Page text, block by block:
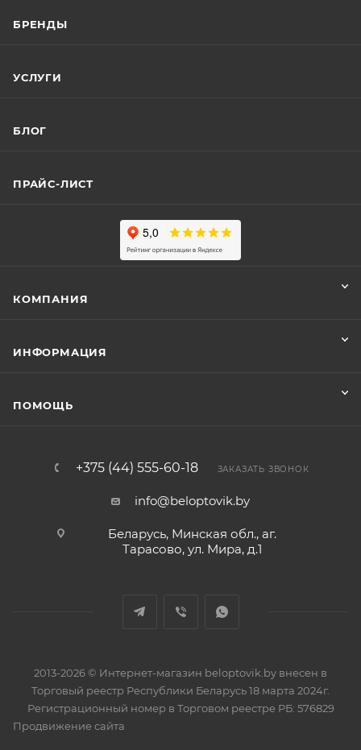
БРЕНДЫ
УСЛУГИ
БЛОГ
ПРАЙС-ЛИСТ
КОМПАНИЯ
ИНФОРМАЦИЯ
ПОМОЩЬ
+375 (44) 555-60-18 ЗАКАЗАТЬ ЗВОНОК
info@beloptovik.by
Беларусь, Минская обл., аг.
Тарасово, ул. Мира, д.1
2013-2026 © Интернет-магазин beloptovik.by внесен в
Торговый реестр Республики Беларусь 18 марта 2024г.
Регистрационный номер в Торговом реестре РБ: 576829
Продвижение сайта